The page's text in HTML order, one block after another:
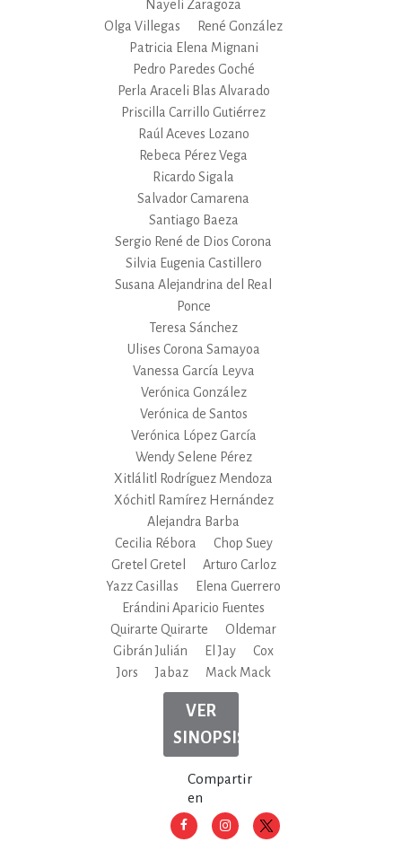
Nayeli Zaragoza
Olga Villegas
René González
Patricia Elena Mignani
Pedro Paredes Goché
Perla Araceli Blas Alvarado
Priscilla Carrillo Gutiérrez
Raúl Aceves Lozano
Rebeca Pérez Vega
Ricardo Sigala
Salvador Camarena
Santiago Baeza
Sergio René de Dios Corona
Silvia Eugenia Castillero
Susana Alejandrina del Real
Ponce
Teresa Sánchez
Ulises Corona Samayoa
Vanessa García Leyva
Verónica González
Verónica de Santos
Verónica López García
Wendy Selene Pérez
Xitlálitl Rodríguez Mendoza
Xóchitl Ramírez Hernández
Alejandra Barba
Cecilia Rébora
Chop Suey
Gretel Gretel
Arturo Carloz
Yazz Casillas
Elena Guerrero
Erándini Aparicio Fuentes
Quirarte Quirarte
Oldemar
Gibrán Julián
El Jay
Cox
Jors
Jabaz Mack Mack
VER
SINOPSIS
Compartir
en